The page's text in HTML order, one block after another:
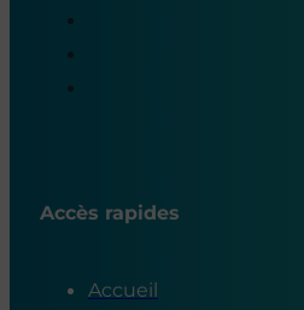
Accès rapides
Accueil